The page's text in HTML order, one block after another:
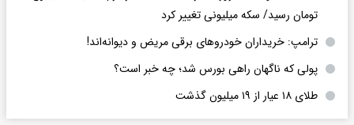
تومان رسید/ سکه میلیونی تغییر کرد
ترامپ: خریداران خودروهای برقی مریض و دیوانه‌اند!
پولی که ناگهان راهی بورس شد؛ چه خبر است؟
طلای ۱۸ عیار از ۱۹ میلیون گذشت